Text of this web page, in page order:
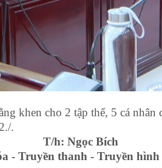
khen cho 2 tập thể, 5 cá nhân
.
T/h: Ngọc Bích
- Truyền thanh - Truyền hình